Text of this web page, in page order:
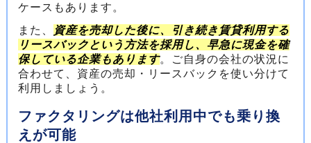
ケースもあります。
また、
資産を売却した後に、引き続き賃貸利用する
リースバックという方法を採用し、早急に現金を確
保している企業もあります。ご自身の会社の状況に
合わせて、資産の売却・リースバックを使い分けて
利用しましょう。
ファクタリングは他社利用中でも乗り換
えが可能